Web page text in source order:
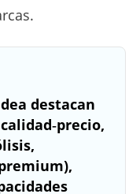
destacan